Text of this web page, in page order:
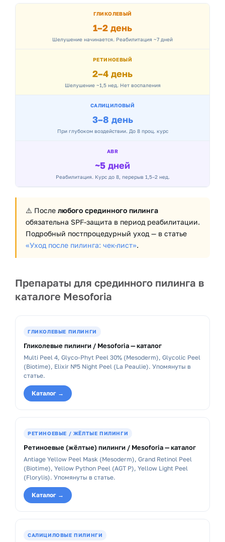
ГЛИКОЛЕВЫЙ
1–2 день
Шелушение начинается. Реабилитация ~7 дней
РЕТИНОЕВЫЙ
2–4 день
Шелушение ~1,5 нед. Нет воспаления
САЛИЦИЛОВЫЙ
3–8 день
При глубоком воздействии. До 8 проц. курс
ABR
~5 дней
Реабилитация. Курс до 8, перерыв 1,5–2 нед.
⚠️ После любого срединного пилинга
обязательна SPF-защита в период реабилитации.
Подробный постпроцедурный уход — в статье
«Уход после пилинга: чек-лист».
Препараты для срединного пилинга в
каталоге Mesoforia
ГЛИКОЛЕВЫЕ ПИЛИНГИ
Гликолевые пилинги / Mesoforia — каталог
Multi Peel 4, Glyco-Phyt Peel 30% (Mesoderm), Glycolic Peel
(Biotime), Elixir №5 Night Peel (La Peaulie). Упомянуты в
статье.
Каталог →
РЕТИНОЕВЫЕ / ЖЁЛТЫЕ ПИЛИНГИ
Ретиноевые (жёлтые) пилинги / Mesoforia — каталог
Antiage Yellow Peel Mask (Mesoderm), Grand Retinol Peel
(Biotime), Yellow Python Peel (AGT P), Yellow Light Peel
(Florylis). Упомянуты в статье.
Каталог →
САЛИЦИЛОВЫЕ ПИЛИНГИ